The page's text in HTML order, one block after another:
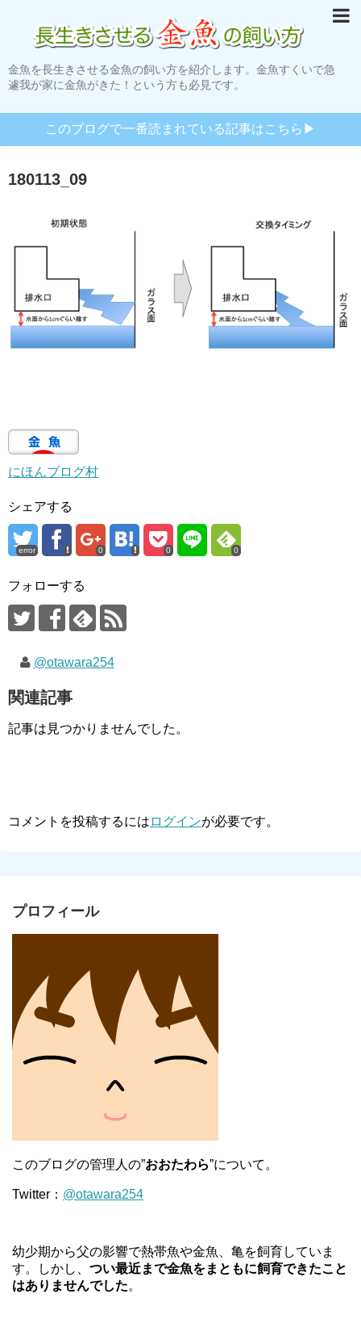
金魚を長生きさせる金魚の飼い方を紹介します。金魚すくいで急
遽我が家に金魚がきた！という方も必見です。
このブログで一番読まれている記事はこちら▶︎
180113_09
にほんブログ村
シェアする
error 0 0 0
フォローする
@otawara254
関連記事
記事は見つかりませんでした。
コメントを投稿するには ログインが必要です。
プロフィール
このブログの管理人の”おおたわら”について。
Twitter： @otawara254
幼少期から父の影響で熱帯魚や金魚、亀を飼育していま
す。しかし、 つい最近まで金魚をまともに飼育できたこと
はありませんでした。